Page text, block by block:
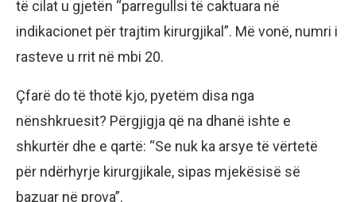
të cilat u gjetën “parregullsi të caktuara në
indikacionet për trajtim kirurgjikal”. Më vonë, numri i
rasteve u rrit në mbi 20.
Çfarë do të thotë kjo, pyetëm disa nga
nënshkruesit? Përgjigja që na dhanë ishte e
shkurtër dhe e qartë: “Se nuk ka arsye të vërtetë
për ndërhyrje kirurgjikale, sipas mjekësisë së
bazuar në prova”.